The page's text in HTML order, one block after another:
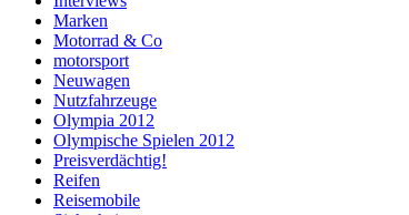
Marken
Motorrad & Co
motorsport
Neuwagen
Nutzfahrzeuge
Olympia 2012
Olympische Spielen 2012
Preisverdächtig!
Reifen
Reisemobile